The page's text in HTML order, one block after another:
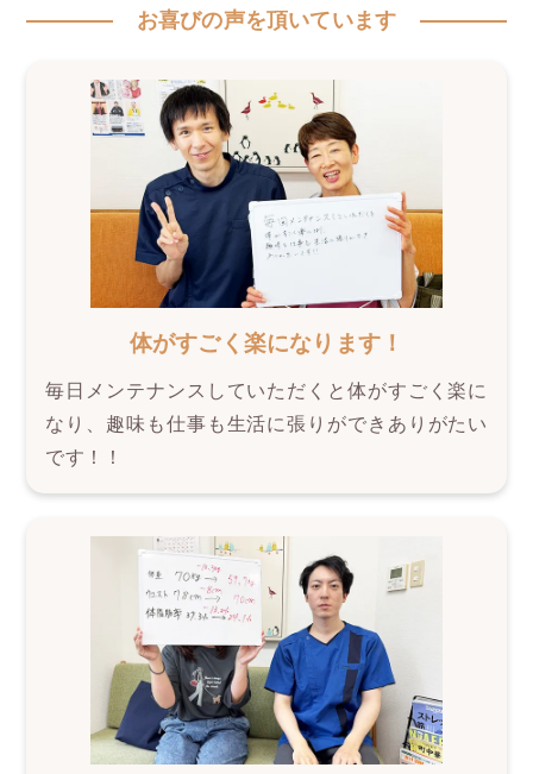
お喜びの声を頂いています
体がすごく楽になります！
毎日メンテナンスしていただくと体がすごく楽に
なり、趣味も仕事も生活に張りができありがたい
です！！